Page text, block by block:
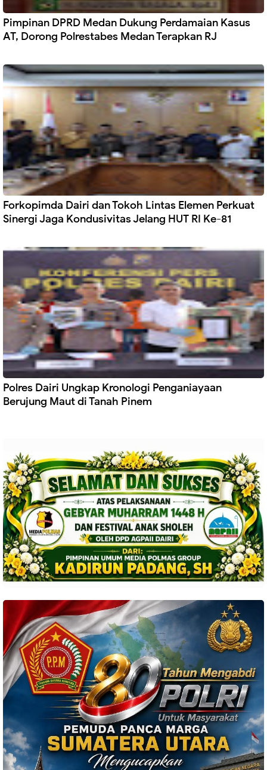
Pimpinan DPRD Medan Dukung Perdamaian Kasus
AT, Dorong Polrestabes Medan Terapkan RJ
Forkopimda Dairi dan Tokoh Lintas Elemen Perkuat
Sinergi Jaga Kondusivitas Jelang HUT RI Ke-81
Polres Dairi Ungkap Kronologi Penganiayaan
Berujung Maut di Tanah Pinem